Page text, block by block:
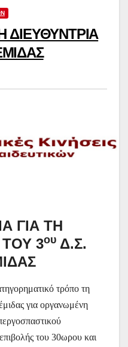
ΔΙΕΥΘΥΝΤΡΙΑ
ΓΙΑ ΤΗ
ΤΟΥ 3ουΔ.Σ.
τρόπο τη
για οργανωμένη
του 30ωρου και